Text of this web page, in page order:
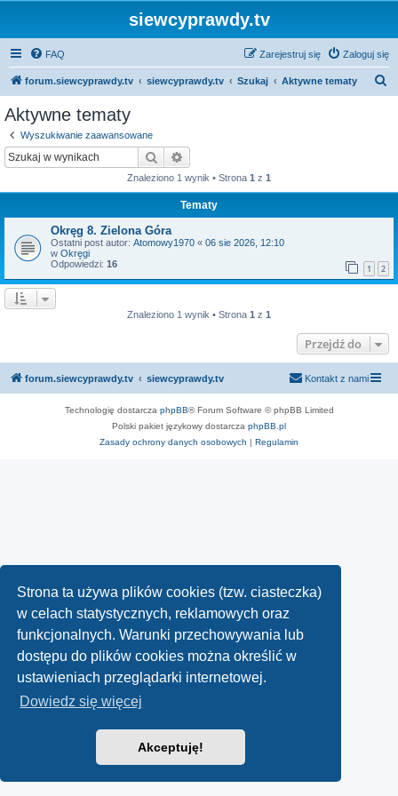
Strona ta używa plików cookies (tzw. ciasteczka)
w celach statystycznych, reklamowych oraz
funkcjonalnych. Warunki przechowywania lub
dostępu do plików cookies można określić w
ustawieniach przeglądarki internetowej.
Dowiedz się więcej
Akceptuję!
siewcyprawdy.tv
FAQ Zaloguj się
Zarejestruj się
forum.siewcyprawdy.tv siewcyprawdy.tv Szukaj Aktywne tematy
Aktywne tematy
Wyszukiwanie zaawansowane
Szukaj
Znaleziono 1 wynik • Strona 1 z 1
Tematy
Okręg 8. Zielona Góra
Ostatni post autor: Atomowy1970 « 06 sie 2026, 12:10
w Okręgi
Odpowiedzi: 16 1 2
Znaleziono 1 wynik • Strona 1 z 1
Przejdź do
forum.siewcyprawdy.tv siewcyprawdy.tv Kontakt z nami
Technologię dostarcza phpBB® Forum Software © phpBB Limited
Polski pakiet językowy dostarcza phpBB.pl
Zasady ochrony danych osobowych | Regulamin